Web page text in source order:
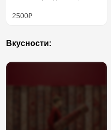
2500₽
Вкусности: